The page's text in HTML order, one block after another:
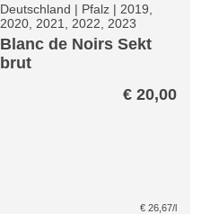
Deutschland | Pfalz | 2019,
2020, 2021, 2022, 2023
Blanc de Noirs Sekt
brut
€ 20,00
€ 26,67/l